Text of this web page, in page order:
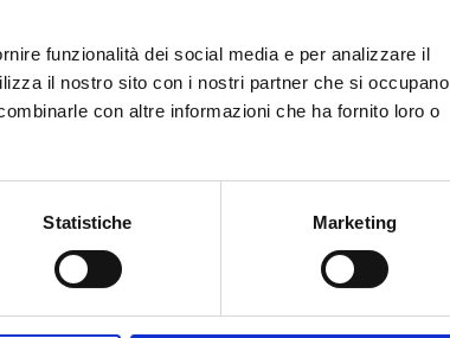
funzionalità dei social media e per analizzare il
il nostro sito con i nostri partner che si occupano
con altre informazioni che ha fornito loro o
Statistiche Marketing